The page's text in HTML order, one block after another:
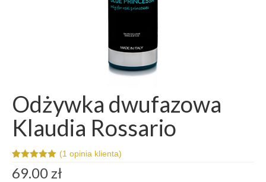
Odżywka dwufazowa
Klaudia Rossario
5.00na 5 na
(1 opinia klienta)
69.00zł